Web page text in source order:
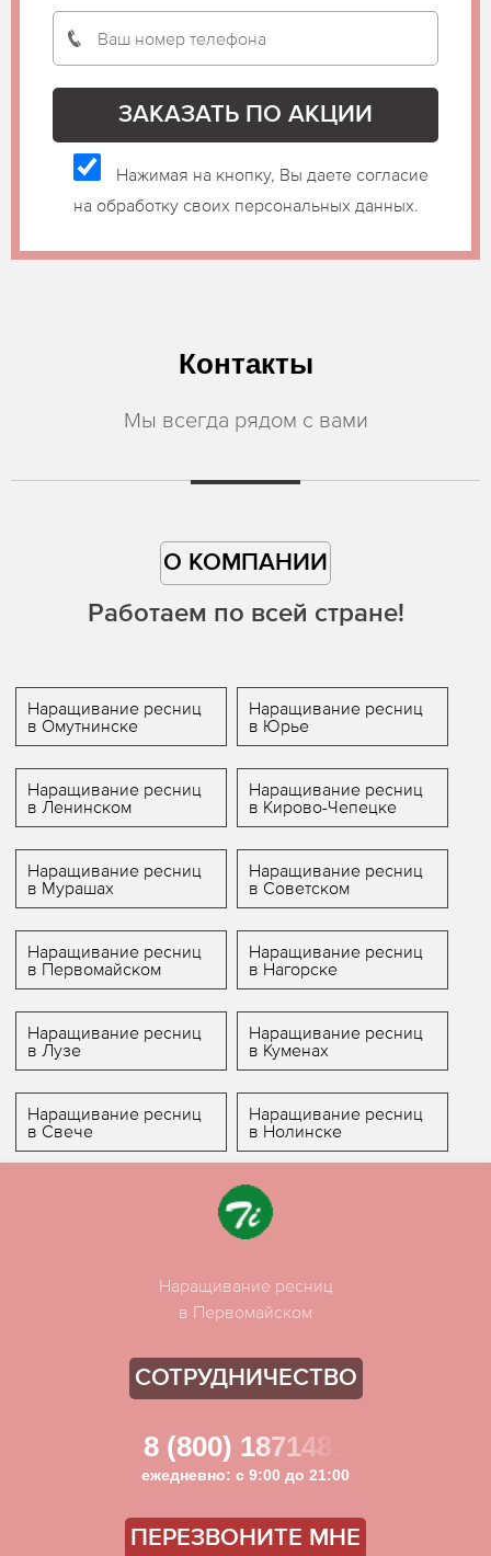
Нажимая на кнопку, Вы даете согласие
на обработку своих персональных данных.
Контакты
Мы всегда рядом с вами
О КОМПАНИИ
Работаем по всей стране!
Наращивание ресниц
в Омутнинске
Наращивание ресниц
в Юрье
Наращивание ресниц
в Ленинском
Наращивание ресниц
в Кирово-Чепецке
Наращивание ресниц
в Мурашах
Наращивание ресниц
в Советском
Наращивание ресниц
в Первомайском
Наращивание ресниц
в Нагорске
Наращивание ресниц
в Лузе
Наращивание ресниц
в Куменах
Наращивание ресниц
в Свече
Наращивание ресниц
в Нолинске
Наращивание ресниц
в Первомайском
СОТРУДНИЧЕСТВО
8 (800) 1871481
ежедневно: с 9:00 до 21:00
ПЕРЕЗВОНИТЕ МНЕ